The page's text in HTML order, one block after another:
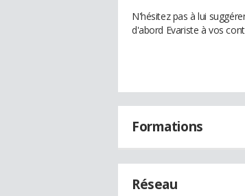
N'hésitez pas à lui
d'abord Evariste à vos
Formations
Réseau